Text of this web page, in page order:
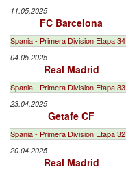
11.05.2025
FC Barcelona
Spania - Primera Division Etapa 34
04.05.2025
Real Madrid
Spania - Primera Division Etapa 33
23.04.2025
Getafe CF
Spania - Primera Division Etapa 32
20.04.2025
Real Madrid